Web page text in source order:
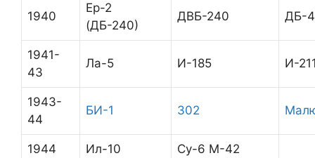
1940
Ер-2
(ДБ-240)
ДВБ-240 ДБ-
1941-
43
Ла-5 И-185 И-
1943-
44
БИ-1 302
1944 Ил-10 Су-6 М-42